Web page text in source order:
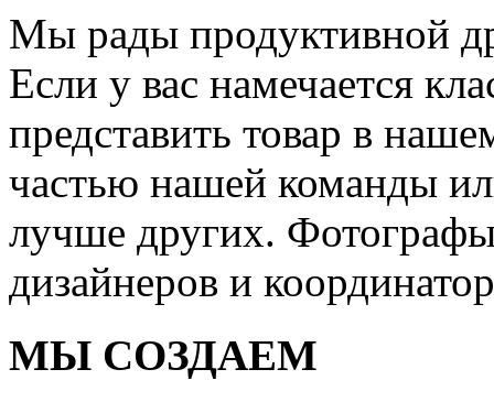
Мы рады продуктивной
Если у вас намечается
представить товар в
частью нашей команды
лучше других.
дизайнеров и
МЫ СОЗДАЕМ